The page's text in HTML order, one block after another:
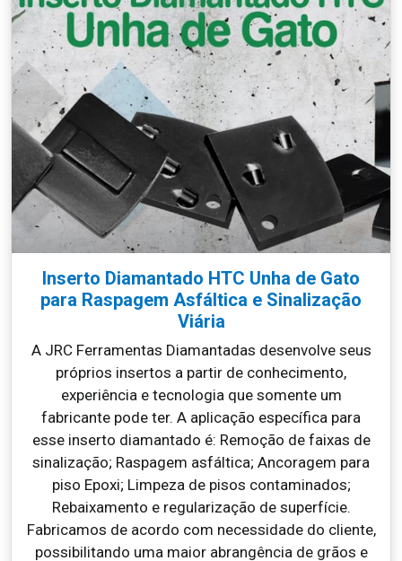
Inserto Diamantado HTC Unha de Gato
para Raspagem Asfáltica e Sinalização
Viária
A JRC Ferramentas Diamantadas desenvolve seus
próprios insertos a partir de conhecimento,
experiência e tecnologia que somente um
fabricante pode ter. A aplicação específica para
esse inserto diamantado é: Remoção de faixas de
sinalização; Raspagem asfáltica; Ancoragem para
piso Epoxi; Limpeza de pisos contaminados;
Rebaixamento e regularização de superfície.
Fabricamos de acordo com necessidade do cliente,
possibilitando uma maior abrangência de grãos e